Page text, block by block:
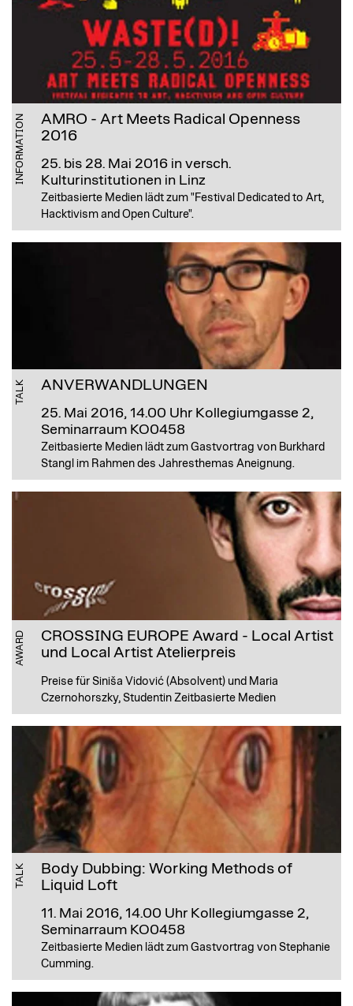
INFORMATION
AMRO - Art Meets Radical Openness
2016
25. bis 28. Mai 2016 in versch.
Kulturinstitutionen in Linz
Zeitbasierte Medien lädt zum "Festival Dedicated to Art,
Hacktivism and Open Culture".
TALK ANVERWANDLUNGEN
25. Mai 2016, 14.00 Uhr Kollegiumgasse 2,
Seminarraum KO0458
Zeitbasierte Medien lädt zum Gastvortrag von Burkhard
Stangl im Rahmen des Jahresthemas Aneignung.
AWARD
CROSSING EUROPE Award - Local Artist
und Local Artist Atelierpreis
Preise für Siniša Vidović (Absolvent) und Maria
Czernohorszky, Studentin Zeitbasierte Medien
TALK
Body Dubbing: Working Methods of
Liquid Loft
11. Mai 2016, 14.00 Uhr Kollegiumgasse 2,
Seminarraum KO0458
Zeitbasierte Medien lädt zum Gastvortrag von Stephanie
Cumming.